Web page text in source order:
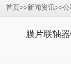
首页 >>新闻资讯>>公
膜片联轴